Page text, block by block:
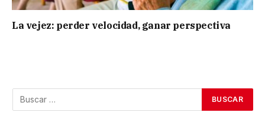
La vejez: perder velocidad, ganar perspectiva